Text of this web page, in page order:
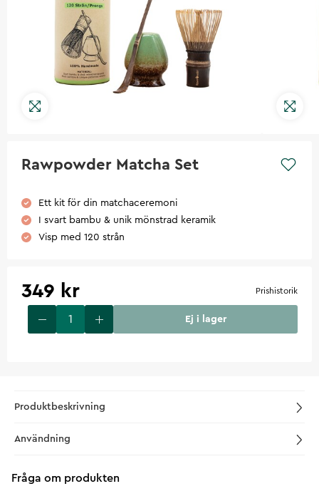
Rawpowder Matcha Set
Ett kit för din matchaceremoni
I svart bambu & unik mönstrad keramik
Visp med 120 strån
349 kr Prishistorik
Ej i lager
Produktbeskrivning
Användning
Fråga om produkten